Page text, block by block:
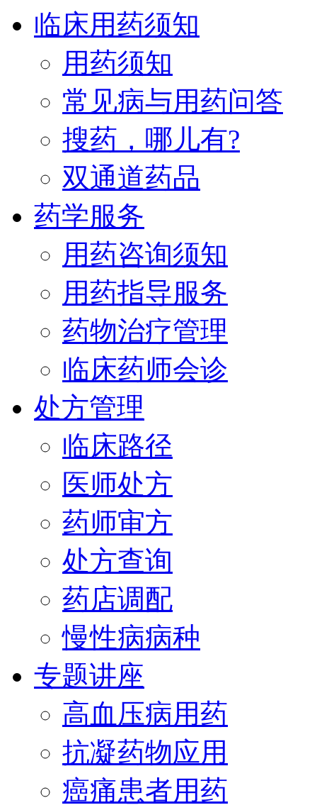
临床用药须知
用药须知
常见病与用药问答
搜药，哪儿有?
双通道药品
药学服务
用药咨询须知
用药指导服务
药物治疗管理
临床药师会诊
处方管理
临床路径
医师处方
药师审方
处方查询
药店调配
慢性病病种
专题讲座
高血压病用药
抗凝药物应用
癌痛患者用药